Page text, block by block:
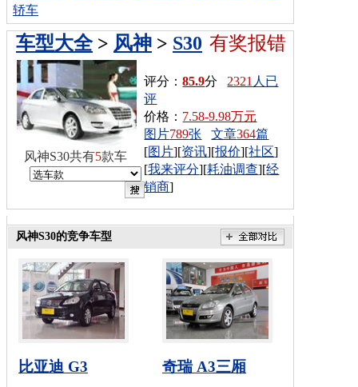
轿车
有奖报错
车型大全> 风神 > S30
评分：85.9分 2321 人已
评
价格： 7.58-9.98万元
图片789张 文章364篇
[图片][资讯][报价][社区]
[我来评分][耗油调查][经
销商]
风神S30共有5款车
风神S30的竞争车型
比亚迪 G3 奇瑞 A3三厢